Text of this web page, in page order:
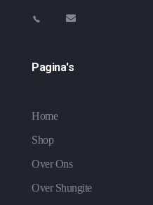
Pagina's
Home
Shop
Over Ons
Over Shungite